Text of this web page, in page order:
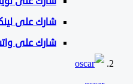
شارك على لينكد إن
شارك على واتس آب